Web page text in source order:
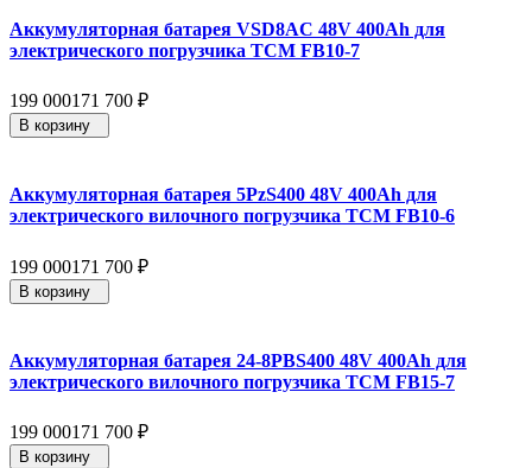
Аккумуляторная батарея VSD8AC 48V 400Ah для
электрического погрузчика TCM FB10-7
199 000171 700 ₽
В корзину
Аккумуляторная батарея 5PzS400 48V 400Ah для
электрического вилочного погрузчика TCM FB10-6
199 000171 700 ₽
В корзину
Аккумуляторная батарея 24-8PBS400 48V 400Ah для
электрического вилочного погрузчика TCM FB15-7
199 000171 700 ₽
В корзину